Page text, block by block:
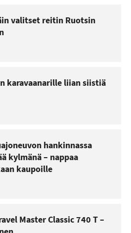
valitset reitin Ruotsin
karavaanarille liian siistiä
hankinnassa
kylmänä – nappaa
kaupoille
Master Classic 740 T –